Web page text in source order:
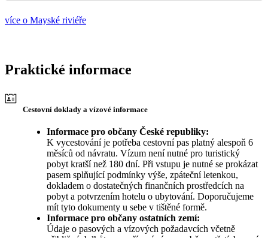
více o Mayské riviéře
Praktické informace
Cestovní doklady a vízové informace
Informace pro občany České republiky:
K vycestování je potřeba cestovní pas platný alespoň 6
měsíců od návratu. Vízum není nutné pro turistický
pobyt kratší než 180 dní. Při vstupu je nutné se prokázat
pasem splňující podmínky výše, zpáteční letenkou,
dokladem o dostatečných finančních prostředcích na
pobyt a potvrzením hotelu o ubytování. Doporučujeme
mít tyto dokumenty u sebe v tištěné formě.
Informace pro občany ostatních zemí:
Údaje o pasových a vízových požadavcích včetně